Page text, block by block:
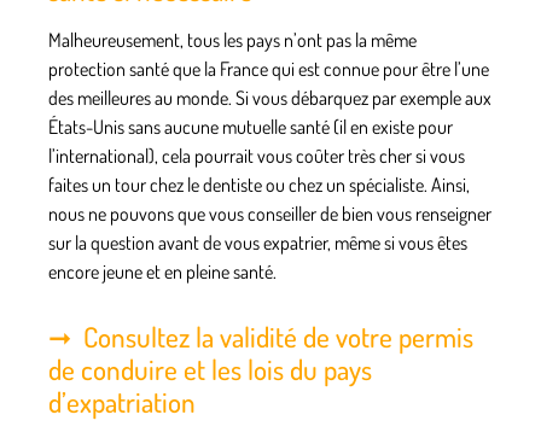
Malheureusement, tous les pays n’ont pas la même
protection santé que la Francequi est connue pour être l’une
des meilleures au monde. Si vous débarquez par exemple aux
États-Unis sans aucune mutuelle santé (il en existe pour
l’international), cela pourrait vous coûter très cher si vous
faites un tour chez le dentiste ou chez un spécialiste. Ainsi,
nous ne pouvons que vous conseiller de bien vous renseigner
sur la question avant de vous expatrier, même si vous êtes
encore jeune et en pleine santé.
Consultez la validité de votre permis
de conduire et les lois du pays
d’expatriation